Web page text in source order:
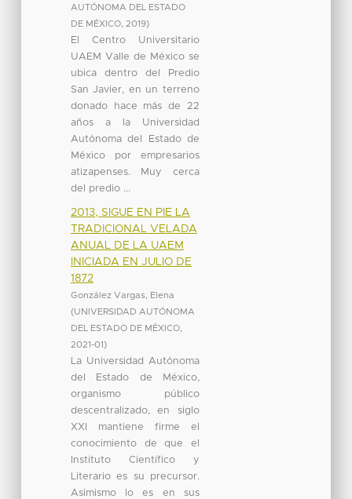
AUTÓNOMA DEL ESTADO
DE MÉXICO, 2019)
El Centro Universitario
UAEM Valle de México se
ubica dentro del Predio
San Javier, en un terreno
donado hace más de 22
años a la Universidad
Autónoma del Estado de
México por empresarios
atizapenses. Muy cerca
del predio ...
2013, SIGUE EN PIE LA
TRADICIONAL VELADA
ANUAL DE LA UAEM
INICIADA EN JULIO DE
1872
González Vargas, Elena
(UNIVERSIDAD AUTÓNOMA
DEL ESTADO DE MÉXICO,
2021-01)
La Universidad Autónoma
del Estado de México,
organismo público
descentralizado, en siglo
XXI mantiene firme el
conocimiento de que el
Instituto Científico y
Literario es su precursor.
Asimismo lo es en sus